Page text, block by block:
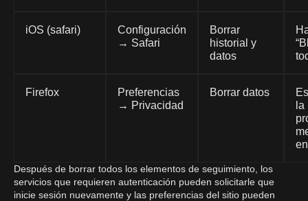
iOS (safari)
Configuración
→ Safari
Borrar
historial y
datos
Firefox
Preferencias
→ Privacidad
Borrar datos
la
Después de borrar todos los elementos de seguimiento, los
servicios que requieren autenticación pueden solicitarle que
inicie sesión nuevamente y las preferencias del sitio pueden